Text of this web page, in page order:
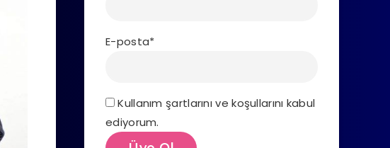
E-posta*
Kullanım şartlarını ve koşullarını kabul
ediyorum.